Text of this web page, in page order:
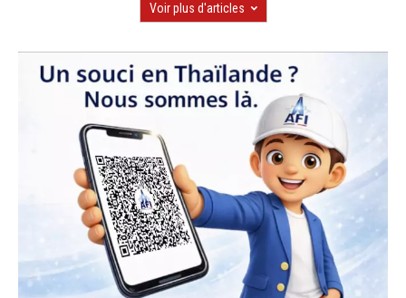
Voir plus d'articles